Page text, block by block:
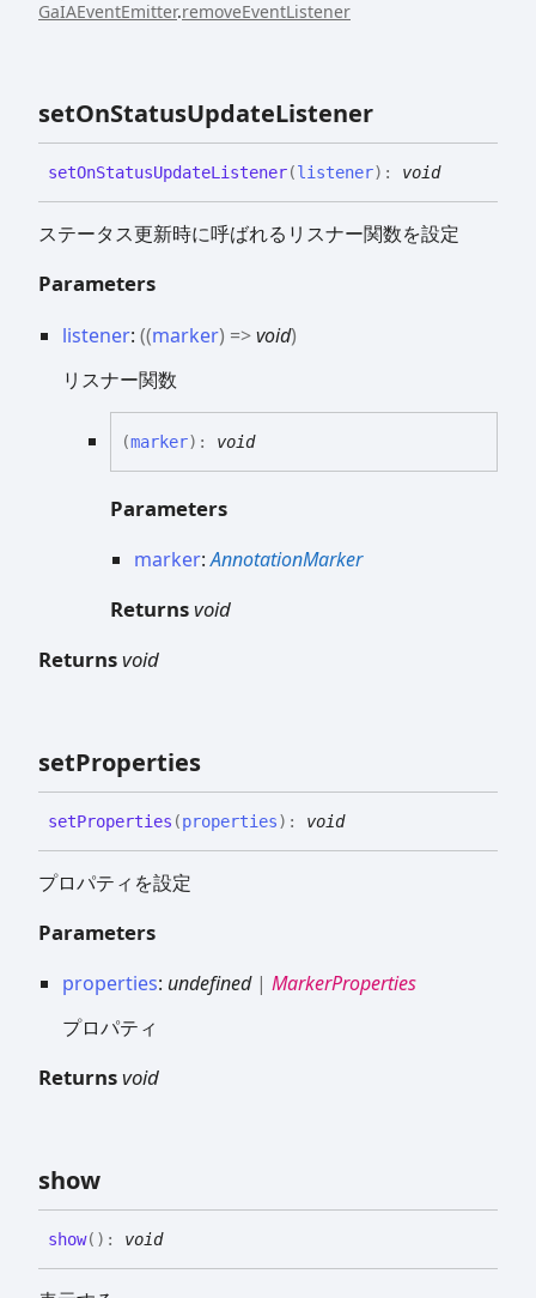
GaIAEventEmitter.removeEventListener
setOnStatusUpdateListener
setOnStatusUpdateListener(listener) : void
ステータス更新時に呼ばれるリスナー関数を設定
Parameters
listener: ((marker) =>void)
リスナー関数
(marker) : void
Parameters
marker:AnnotationMarker
Returnsvoid
Returnsvoid
setProperties
setProperties (properties) : void
プロパティを設定
Parameters
properties: undefined| MarkerProperties
プロパティ
Returnsvoid
show
show( ) : void